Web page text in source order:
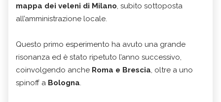
mappa dei veleni di Milano, subito sottoposta
all’amministrazione locale.
Questo primo esperimento ha avuto una grande
risonanza ed è stato ripetuto l’anno successivo,
coinvolgendo anche Roma e Brescia, oltre a uno
spinoff a Bologna.